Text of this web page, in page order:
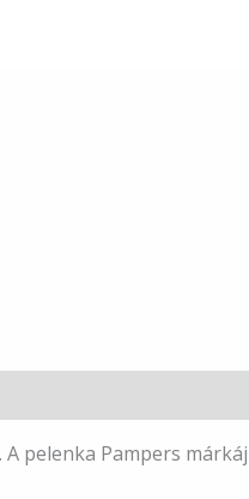
pelenka Pampers